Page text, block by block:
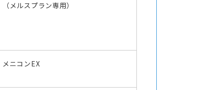
（メルスプラン専用）
メニコンEX